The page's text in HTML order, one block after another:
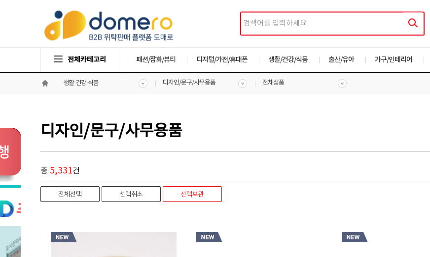
전체카테고리 패션/잡화/뷰티 디지털/가전/휴대폰 생활/건강/식품 출산/유아 가구/인테리어
생활·건강·식품 디자인/문구/사무용품 전체상품
디자인/문구/사무용품
총 5,331건